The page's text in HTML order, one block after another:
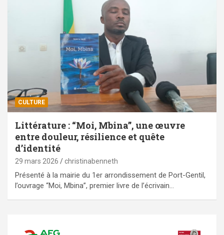
CULTURE
Littérature : “Moi, Mbina”, une œuvre
entre douleur, résilience et quête
d’identité
29 mars 2026 christinabenneth
Présenté à la mairie du 1er arrondissement de Port-Gentil,
l’ouvrage “Moi, Mbina”, premier livre de l’écrivain…